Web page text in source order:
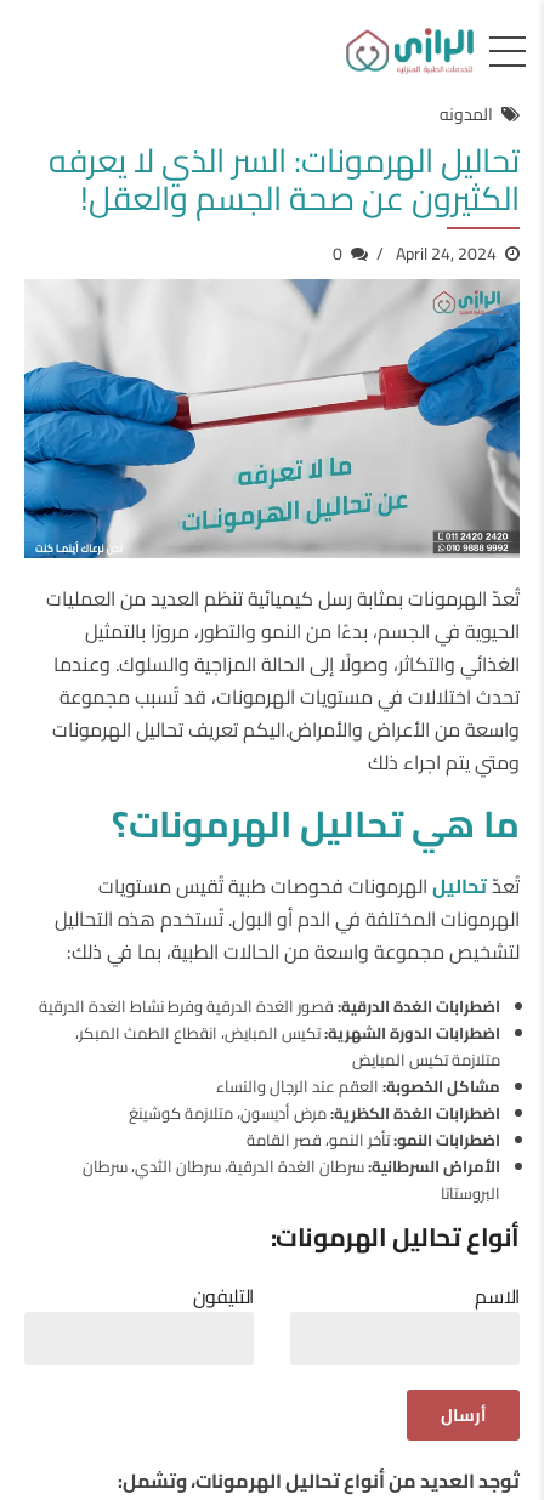
المدونه
تحاليل الهرمونات: السر الذي لا يعرفه
الكثيرون عن صحة الجسم والعقل!
April 24, 2024
0
تُعدّ الهرمونات بمثابة رسل كيميائية تنظم العديد من العمليات
الحيوية في الجسم، بدءًا من النمو والتطور، مرورًا بالتمثيل
الغذائي والتكاثر، وصولًا إلى الحالة المزاجية والسلوك. وعندما
تحدث اختلالات في مستويات الهرمونات، قد تُسبب مجموعة
واسعة من الأعراض والأمراض.اليكم تعريف تحاليل الهرمونات
ومتي يتم اجراء ذلك
ما هي تحاليل الهرمونات؟
تُعدّتحاليلالهرمونات فحوصات طبية تُقيس مستويات
الهرمونات المختلفة في الدم أو البول. تُستخدم هذه التحاليل
لتشخيص مجموعة واسعة من الحالات الطبية، بما في ذلك:
اضطرابات الغدة الدرقية:قصور الغدة الدرقية وفرط نشاط الغدة الدرقية
اضطرابات الدورة الشهرية:تكيس المبايض، انقطاع الطمث المبكر،
متلازمة تكيس المبايض
مشاكل الخصوبة:العقم عند الرجال والنساء
اضطرابات الغدة الكظرية:مرض أديسون، متلازمة كوشينغ
اضطرابات النمو:تأخر النمو، قصر القامة
الأمراض السرطانية:سرطان الغدة الدرقية، سرطان الثدي، سرطان
البروستاتا
أنواع تحاليل الهرمونات:
الاسم التليفون
تُوجد العديد من أنواع تحاليل الهرمونات، وتشمل: